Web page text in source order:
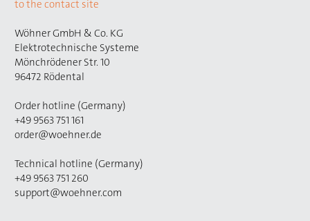
to the contact site
Wöhner GmbH & Co. KG
Elektrotechnische Systeme
Mönchrödener Str. 10
96472 Rödental
Order hotline (Germany)
+49 9563 751 161
order@woehner.de
Technical hotline (Germany)
+49 9563 751 260
support@woehner.com